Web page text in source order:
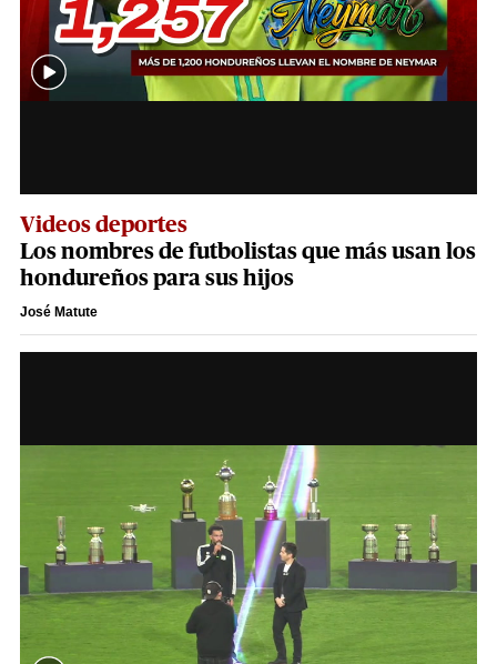
Videos deportes
Los nombres de futbolistas que más usan los
hondureños para sus hijos
José Matute